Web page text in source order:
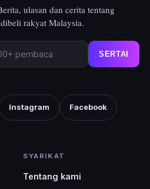
ulasan dan cerita tentang
rakyat Malaysia.
SERTAI
Instagram Facebook
SYARIKAT
Tentang kami